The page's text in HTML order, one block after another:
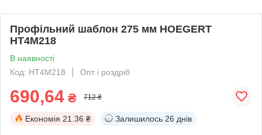
Профільний шаблон 275 мм HOEGERT
HT4M218
В наявності
Код: HT4M218
Опт і роздріб
690,64 ₴ 712 ₴
Економія 21.36 ₴ Залишилось 26 днів